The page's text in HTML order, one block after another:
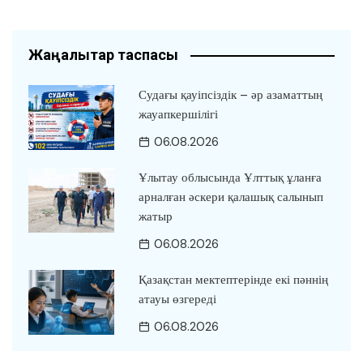
Жаңалықтар таспасы
Судағы қауіпсіздік – әр азаматтың
жауапкершілігі
06.08.2026
Ұлытау облысында Ұлттық ұланға
арналған әскери қалашық салынып
жатыр
06.08.2026
Қазақстан мектептерінде екі пәннің
атауы өзгереді
06.08.2026